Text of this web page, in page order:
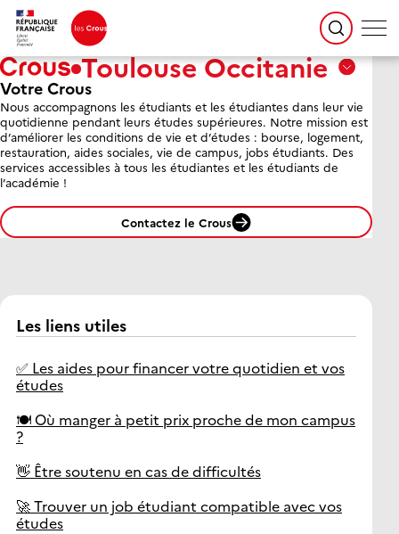
Passer le selecteur de CrousToulouse Occitanie
Aix
Marseille
Avignon
Amiens
Picardie
Antilles
Aquitaine
Bourgogne
Franche-
Auvergne
Corse
Votre Crous
Nous accompagnons les étudiants et les étudiantes dans leur vie
quotidienne pendant leurs études supérieures. Notre mission est
d’améliorer les conditions de vie et d’études : bourse, logement,
restauration, aides sociales, vie de campus, jobs étudiants. Des
services accessibles à tous les étudiantes et les étudiants de
l’académie !
Contactez le Crous
Les liens utiles
✅ Les aides pour financer votre quotidien et vos
études
🍽️ Où manger à petit prix proche de mon campus
?
👋 Être soutenu en cas de difficultés
🚀 Trouver un job étudiant compatible avec vos
études